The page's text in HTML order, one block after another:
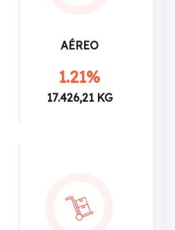
AÉREO
1.21%
17.426,21 KG